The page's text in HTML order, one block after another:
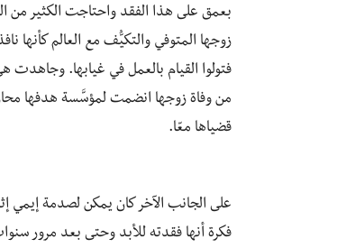
بعمق على هذا الفقد واحتاجت الكثير من
زوجها المتوفي والتكيُّف مع العالم كأنها
فتولوا القيام بالعمل في غيابها.
من وفاة زوجها انضمت لمؤسَّسة هدفها
قضياها معّا.
على الجانب الآخر كان يمكن لصدمة إيمي
فكرة أنها فقدته للأبد وحتى بعد مرور